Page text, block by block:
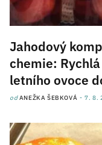
Jahodový
chemie:
letního ovoce
odANEŽKA ŠEBKOVÁ 7. 8.